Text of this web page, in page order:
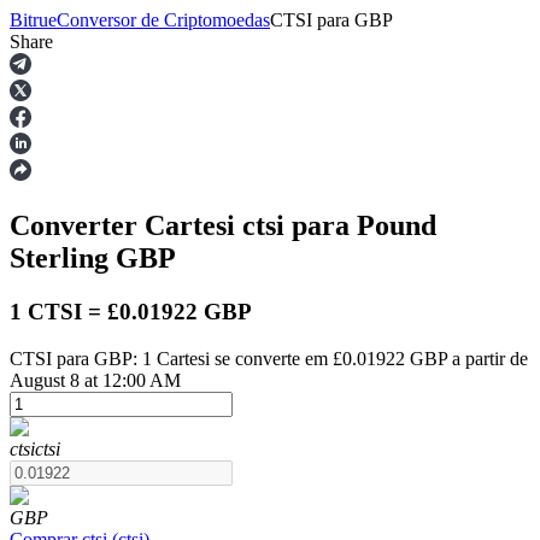
Futuros
Futuros de USDT
BitrueConversor de CriptomoedasCTSI para GBP
Share
Converter Cartesi ctsi para Pound
Sterling GBP
1 CTSI = £0.01922 GBP
CTSI para GBP: 1 Cartesi se converte em £0.01922 GBP a partir de
August 8 at 12:00 AM
ctsictsi
GBP